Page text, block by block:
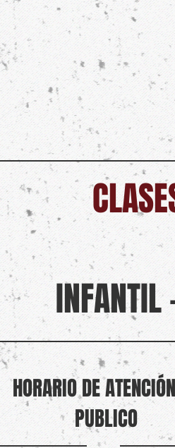
HORARIO DE
PUBLICO